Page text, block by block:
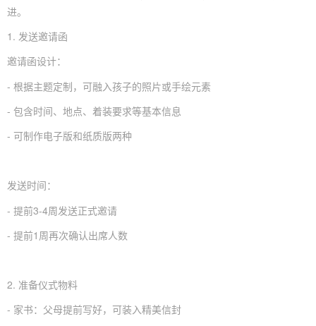
进。
1. 发送邀请函
邀请函设计：
- 根据主题定制，可融入孩子的照片或手绘元素
- 包含时间、地点、着装要求等基本信息
- 可制作电子版和纸质版两种
发送时间：
- 提前3-4周发送正式邀请
- 提前1周再次确认出席人数
2. 准备仪式物料
- 家书：父母提前写好，可装入精美信封